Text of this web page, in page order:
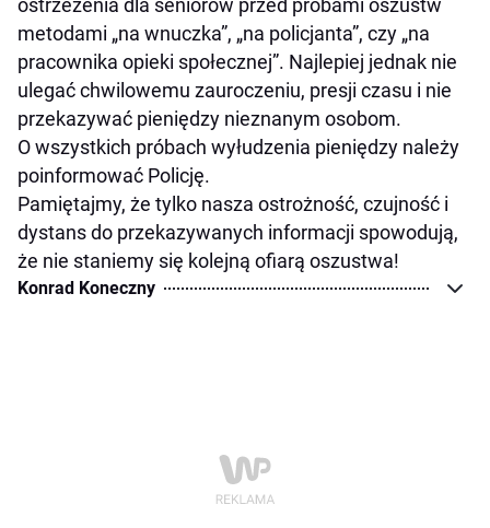
ostrzeżenia dla seniorów przed próbami oszustw
metodami „na wnuczka”, „na policjanta”, czy „na
pracownika opieki społecznej”. Najlepiej jednak nie
ulegać chwilowemu zauroczeniu, presji czasu i nie
przekazywać pieniędzy nieznanym osobom.
O wszystkich próbach wyłudzenia pieniędzy należy
poinformować Policję.
Pamiętajmy, że tylko nasza ostrożność, czujność i
dystans do przekazywanych informacji spowodują,
że nie staniemy się kolejną ofiarą oszustwa!
Konrad Koneczny